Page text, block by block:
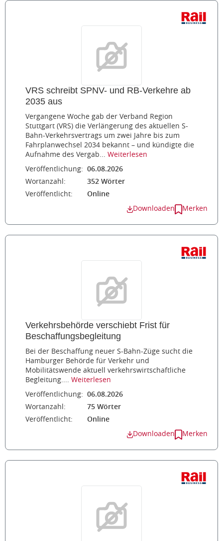
VRS schreibt SPNV- und RB-Verkehre ab
2035 aus
Vergangene Woche gab der Verband Region
Stuttgart (VRS) die Verlängerung des aktuellen S-
Bahn-Verkehrsvertrags um zwei Jahre bis zum
Fahrplanwechsel 2034 bekannt – und kündigte die
Aufnahme des Vergab... Weiterlesen
Veröffentlichung:
06.08.2026
Wortanzahl:
352 Wörter
Veröffentlicht:
Online
Downloaden Merken
Verkehrsbehörde verschiebt Frist für
Beschaffungsbegleitung
Bei der Beschaffung neuer S-Bahn-Züge sucht die
Hamburger Behörde für Verkehr und
Mobilitätswende aktuell verkehrswirtschaftliche
Begleitung.... Weiterlesen
Veröffentlichung:
06.08.2026
Wortanzahl:
75 Wörter
Veröffentlicht:
Online
Downloaden Merken